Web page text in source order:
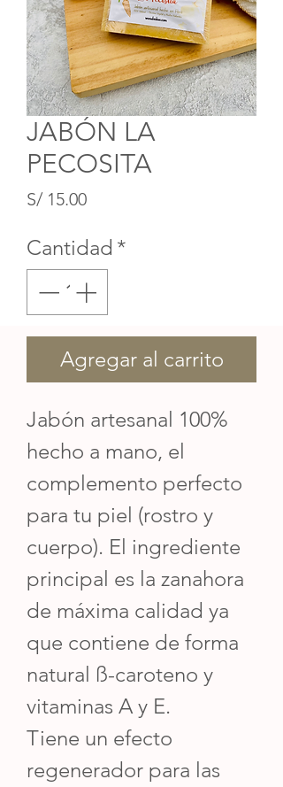
JABÓN LA
PECOSITA
S/ 15.00Precio
Cantidad *
Agregar al carrito
Jabón artesanal 100%
hecho a mano, el
complemento perfecto
para tu piel (rostro y
cuerpo). El ingrediente
principal es la zanahora
de máxima calidad ya
que contiene de forma
natural ß-caroteno y
vitaminas A y E.
Tiene un efecto
regenerador para las